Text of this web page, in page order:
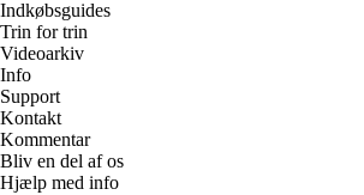
Indkøbsguides
Trin for trin
Videoarkiv
Info
Support
Kontakt
Kommentar
Bliv en del af os
Hjælp med info